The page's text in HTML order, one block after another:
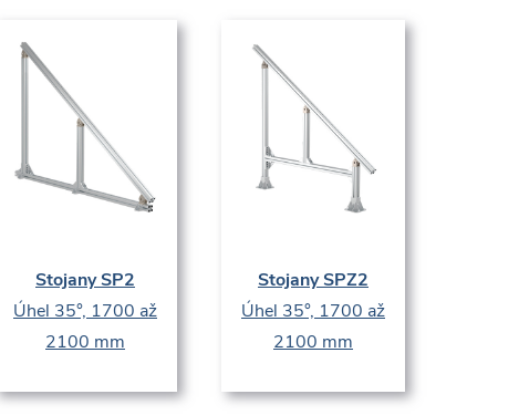
Stojany SP2
Úhel 35°, 1700 až
2100 mm
Stojany SPZ2
Úhel 35°, 1700 až
2100 mm